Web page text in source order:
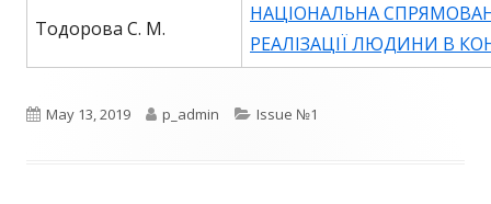
Тодорова С. М.
НАЦІОНАЛЬНА
РЕАЛІЗАЦІЇ ЛЮДИНИ В
Published
May 13, 2019 Author
p_admin Categories
Issue №1